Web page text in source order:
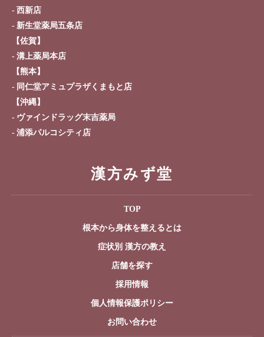
西新店
新生堂薬局五条店
【佐賀】
溝上薬局本店
【熊本】
同仁堂アミュプラザくまもと店
【沖縄】
ヴァインドラッグ末吉薬局
浦添パルコシティ店
漢方みず堂
TOP
根本から身体を整えるとは
症状別 漢方の教え
店舗を探す
採用情報
個人情報保護ポリシー
お問い合わせ